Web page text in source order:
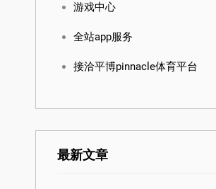
游戏中心
全站app服务
接洽平博pinnacle体育平台
最新文章